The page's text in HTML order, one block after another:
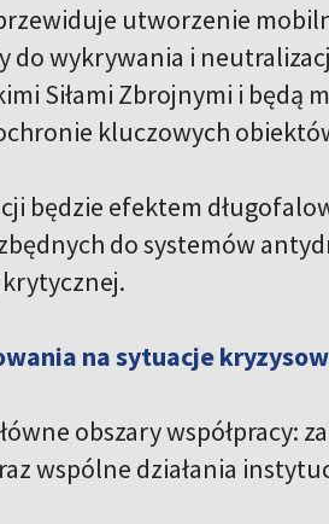
utworzenie
wykrywania i
Siłami Zbrojnymi i
kluczowych
będzie efektem
do systemów
na sytuacje
obszary współpracy:
wspólne działania